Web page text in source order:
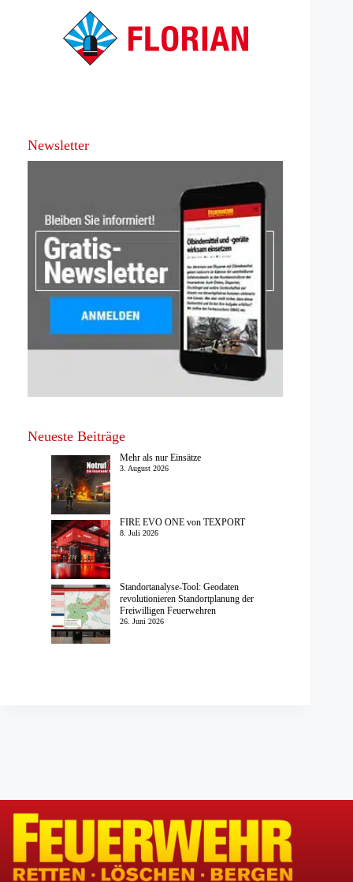
Newsletter
Neueste Beiträge
Mehr als nur Einsätze
3. August 2026
FIRE EVO ONE von TEXPORT
8. Juli 2026
Standortanalyse-Tool: Geodaten
revolutionieren Standortplanung der
Freiwilligen Feuerwehren
26. Juni 2026